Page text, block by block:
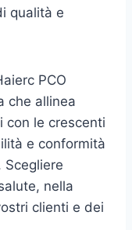
qualità e
PCO
che allinea
con le crescenti
e conformità
Scegliere
nella
clienti e dei